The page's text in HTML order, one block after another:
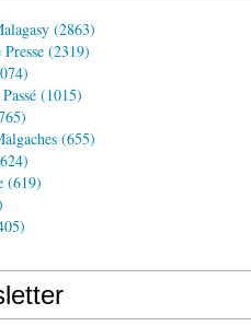
(2863)
(2319)
(1015)
(655)
(619)